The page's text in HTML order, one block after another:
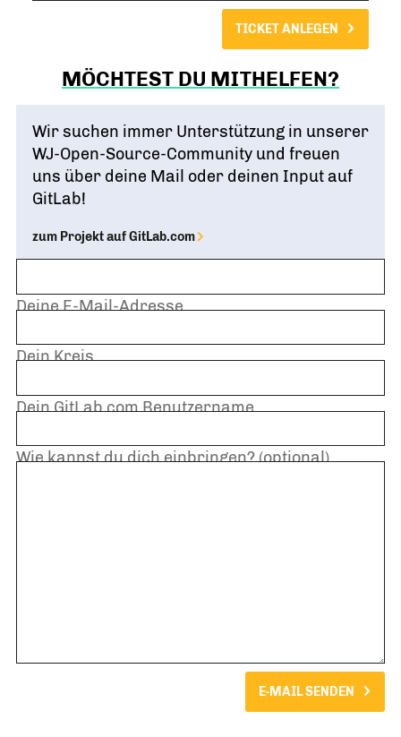
MÖCHTEST DU MITHELFEN?
Wir suchen immer Unterstützung in unserer
WJ-Open-Source-Community und freuen
uns über deine Mail oder deinen Input auf
GitLab!
zum Projekt auf GitLab.com
Dein Name
Deine E-Mail-Adresse
Dein Kreis
Dein GitLab.com Benutzername
Wie kannst du dich einbringen? (optional)